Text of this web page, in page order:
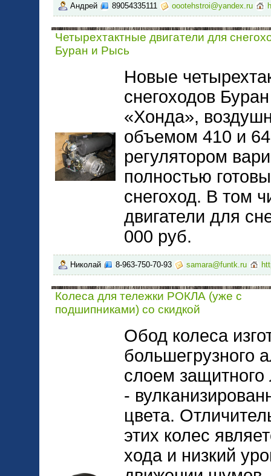
Андрей 89054335111 oootehstroi@yandex.ru
Четырехтактные двигатели для
Буран и Рысь
Новые
снегоходов
«Хонда»,
объемом 410 и
регулятором
полностью
снегоход. В том
двигатели для
000 руб.
Николай 8-963-750-70-93 samara@funtk.ru
Колеса для тележки РОКЛА (уже с
подшипниками) со скидкой
Обод колеса
большегрузного
слоем защитного
-
цвета.
этих колес
хода и низкий